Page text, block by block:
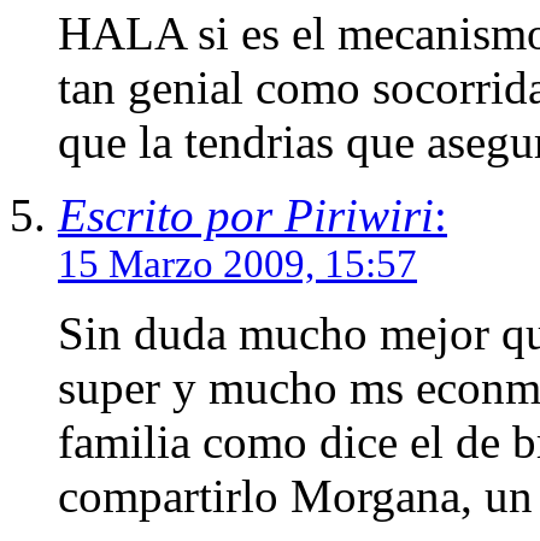
HALA si es el
tan genial como
que la tendrias que
Escrito por Piriwiri:
15 Marzo 2009, 15:57
Sin duda mucho mejor
super y mucho ms
familia como dice el de
compartirlo Morgana, un